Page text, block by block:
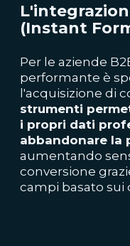
(Instant
Per le aziende
performante è
l'acquisizione di
strumenti
i propri dati
abbandonare la
aumentando
conversione
campi basato sui